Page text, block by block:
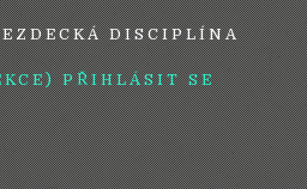
DISCIPLÍNA
PŘIHLÁSIT SE